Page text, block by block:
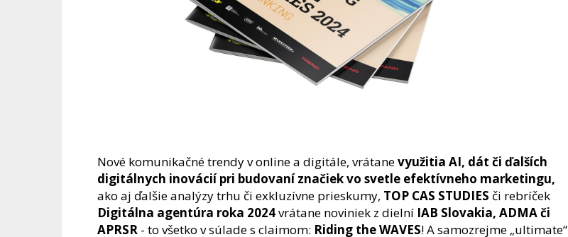
Nové komunikačné trendy v online a digitále, vrátanevyužitia AI, dát či ďalších
digitálnych inovácií pri budovaní značiek vo svetle efektívneho marketingu,
ako aj ďalšie analýzy trhu či exkluzívne prieskumy, TOP CAS STUDIES či rebríček
Digitálna agentúra roka 2024vrátane noviniek z dielní IAB Slovakia, ADMA či
APRSR - to všetko v súlade s claimom: Riding the WAVES! A samozrejme „ultimate“